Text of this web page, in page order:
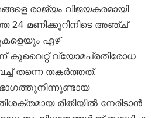
രാജ്യം വിജയകരമായി
24 മണിക്കൂറിനിടെ അഞ്ച്
ഏഴ്
വ്യോമപ്രതിരോധ
തന്നെ തകർത്തത്.
രീതിയിൽ നേരിടാൻ